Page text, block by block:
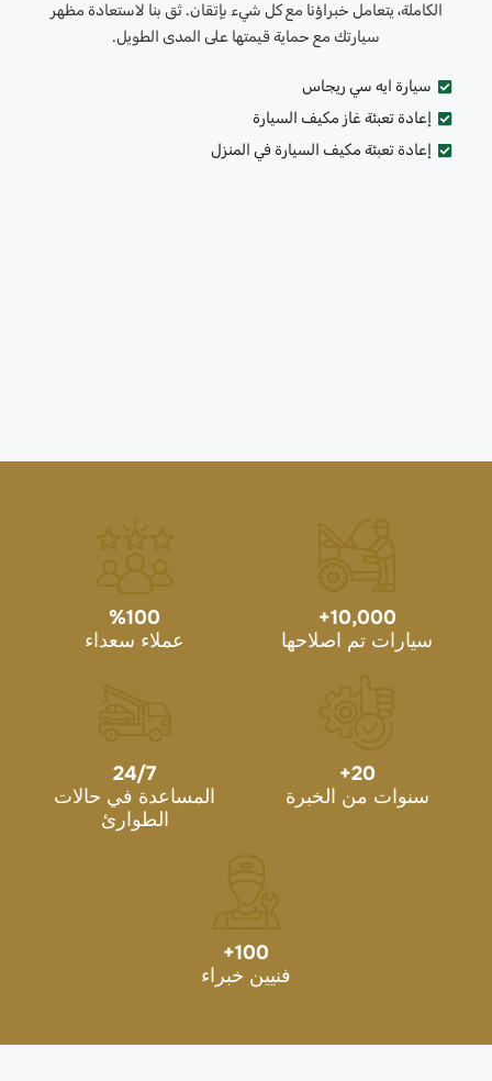
الكاملة، يتعامل خبراؤنا مع كل شيء بإتقان. ثق بنا لاستعادة مظهر
سيارتك مع حماية قيمتها على المدى الطويل.
سيارة ايه سي ريجاس
إعادة تعبئة غاز مكيف السيارة
إعادة تعبئة مكيف السيارة في المنزل
10,000
+
سيارات تم اصلاحها
100
%
عملاء سعداء
20
+
سنوات من الخبرة
24/7
المساعدة في حالات
الطوارئ
100
+
فنيين خبراء